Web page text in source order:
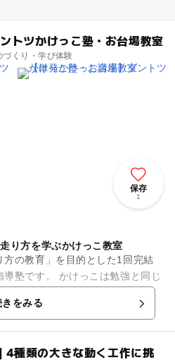
トツかけっこ塾・お台場教室
くり・学び体験
保存
1
り方を学ぶかけっこ教室
方の教育」を目的とした1回完結
こは勉強と同じ
ば上達できる技能です。ダント
きをみる
種類の大きな動く工作に挑